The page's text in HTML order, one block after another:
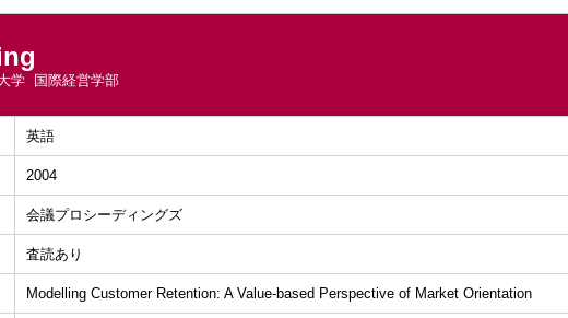
学 国際経営学部
英語
2004
会議プロシーディングズ
査読あり
Modelling Customer Retention: A Value-based Perspective of Market Orientation